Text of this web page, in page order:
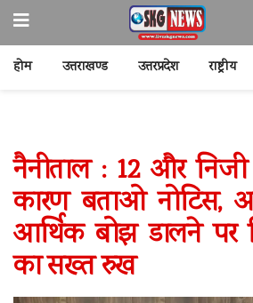
होम उत्तराखण्ड उत्तरप्रदेश राष्ट्रीय
नैनीताल : 12 और निजी
कारण बताओ नोटिस,
आर्थिक बोझ डालने पर
का सख्त रुख